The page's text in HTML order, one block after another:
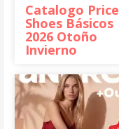
Catalogo Price
Shoes Básicos
2026 Otoño
Invierno